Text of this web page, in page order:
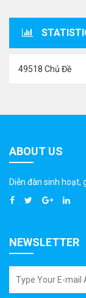
49518 Chủ Đề
ABOUT US
Diễn đàn sinh hoạt,
NEWSLETTER